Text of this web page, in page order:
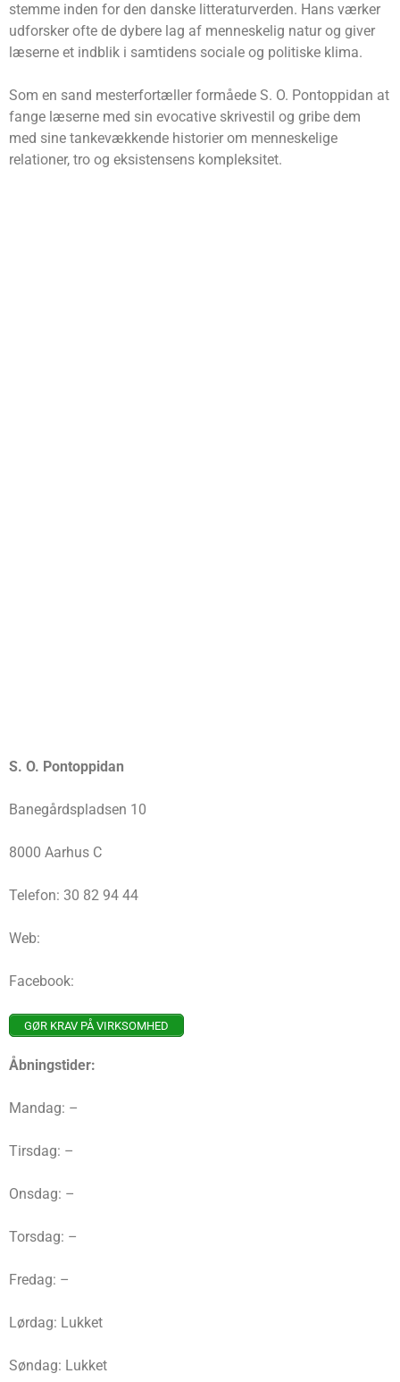
stemme inden for den danske litteraturverden. Hans værker
udforsker ofte de dybere lag af menneskelig natur og giver
læserne et indblik i samtidens sociale og politiske klima.
Som en sand mesterfortæller formåede S. O. Pontoppidan at
fange læserne med sin evocative skrivestil og gribe dem
med sine tankevækkende historier om menneskelige
relationer, tro og eksistensens kompleksitet.
S. O. Pontoppidan
Banegårdspladsen 10
8000 Aarhus C
Telefon: 30 82 94 44
Web:
Facebook:
GØR KRAV PÅ VIRKSOMHED
Åbningstider:
Mandag: –
Tirsdag: –
Onsdag: –
Torsdag: –
Fredag: –
Lørdag: Lukket
Søndag: Lukket